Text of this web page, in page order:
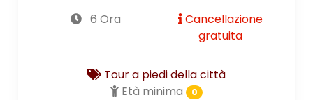
6 Ora
Cancellazione
gratuita
Tour a piedi della città
Età minima
0